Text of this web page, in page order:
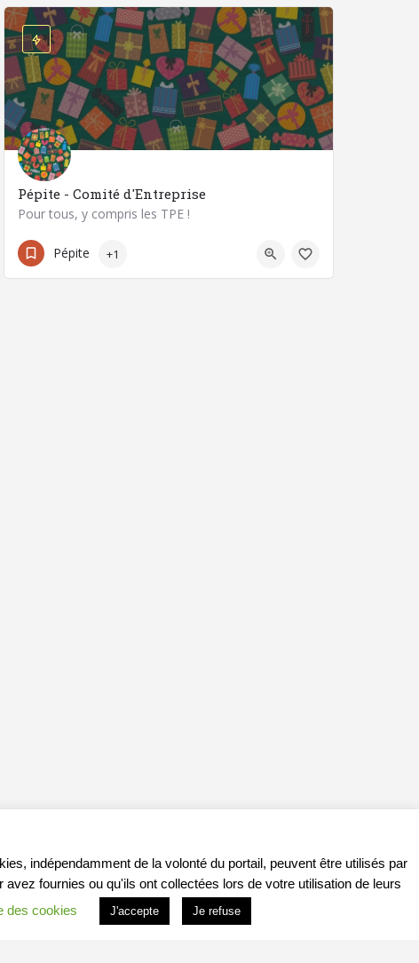
Pépite - Comité d'Entreprise
Pour tous, y compris les TPE !
3 Rue Diderot
Pépite +1
indépendamment de la volonté du portail, peuvent être utilisés par
fournies ou qu'ils ont collectées lors de votre utilisation de leurs
des cookies J'accepte Je refuse